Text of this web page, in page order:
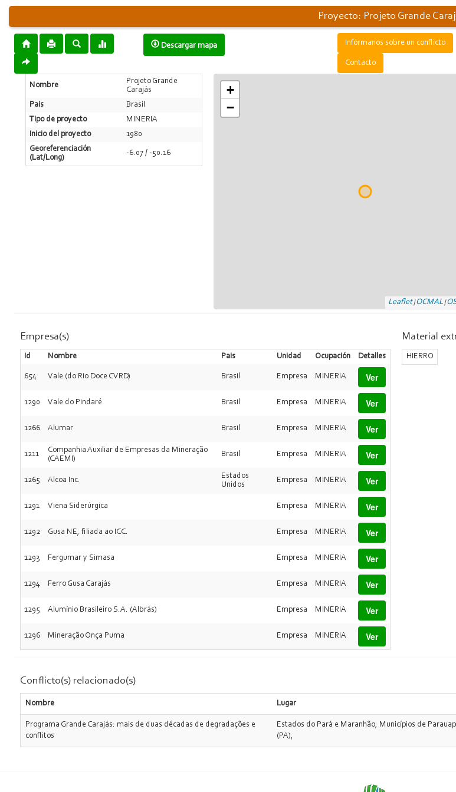
Proyecto: Projeto Grande
Descargar mapa Infórmanos sobre un conflicto
Contacto
Nombre
Projeto Grande
Carajás
Pais
Brasil
Tipo de proyecto
MINERIA
Inicio del proyecto
1980
Georeferenciación
(Lat/Long)
-6.07 / -50.16
+
−
Leaflet|OCMAL |
Empresa(s)
Id Nombre Pais Unidad Ocupación Detalles
654 Vale (do Rio Doce CVRD) Brasil Empresa MINERIA Ver
1290 Vale do Pindaré Brasil Empresa MINERIA Ver
1266 Alumar Brasil Empresa MINERIA Ver
1211
Companhia Auxiliar de Empresas da Mineração
(CAEMI)
Brasil Empresa MINERIA Ver
1265 Alcoa Inc.
Estados
Unidos
Empresa MINERIA Ver
1291 Viena Siderúrgica Empresa MINERIA Ver
1292 Gusa NE, filiada ao ICC. Empresa MINERIA Ver
1293 Fergumar y Simasa Empresa MINERIA Ver
1294 Ferro Gusa Carajás Empresa MINERIA Ver
1295 Alumínio Brasileiro S.A. (Albrás) Empresa MINERIA Ver
1296 Mineração Onça Puma Empresa MINERIA Ver
Material
HIERRO
Conflicto(s) relacionado(s)
Nombre Lugar
Programa Grande Carajás: mais de duas décadas de degradações e
conflitos
Estados do Pará e Maranhão; Municípios de
(PA),